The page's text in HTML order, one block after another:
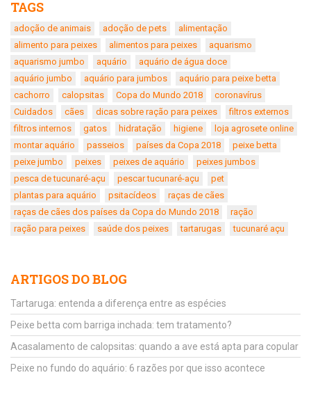
TAGS
adoção de animais adoção de pets
alimentação
alimento para peixes
alimentos para peixes
aquarismo
aquarismo jumbo
aquário
aquário de água doce
aquário jumbo
aquário para jumbos
aquário para peixe betta
cachorro
calopsitas Copa do Mundo 2018
coronavírus
Cuidados
cães dicas sobre ração para peixes
filtros externos
filtros internos
gatos hidratação higiene
loja agrosete online
montar aquário
passeios países da Copa 2018
peixe betta
peixe jumbo
peixes peixes de aquário
peixes jumbos
pesca de tucunaré-açu
pescar tucunaré-açu
pet
plantas para aquário
psitacídeos
raças de cães
raças de cães dos países da Copa do Mundo 2018
ração
ração para peixes
saúde dos peixes tartarugas tucunaré açu
ARTIGOS DO BLOG
Tartaruga: entenda a diferença entre as espécies
Peixe betta com barriga inchada: tem tratamento?
Acasalamento de calopsitas: quando a ave está apta para copular
Peixe no fundo do aquário: 6 razões por que isso acontece